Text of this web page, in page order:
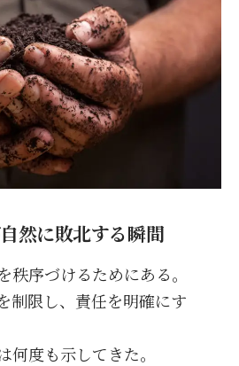
自然に敗北する瞬間
秩序づけるためにある。
制限し、責任を明確にす
何度も示してきた。